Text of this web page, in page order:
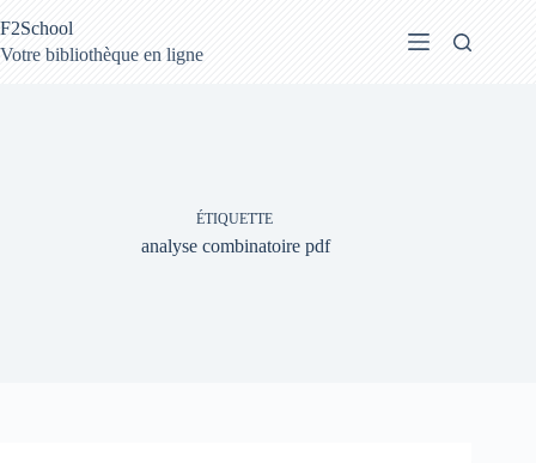
au
contenu
F2School
Votre bibliothèque en ligne
ÉTIQUETTE
analyse combinatoire pdf